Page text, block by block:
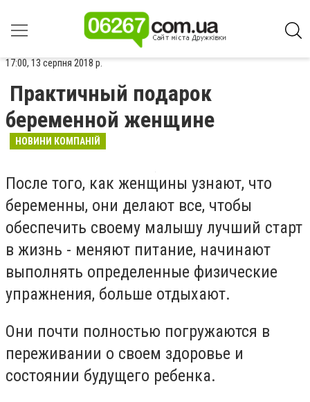
17:00, 13 серпня 2018 р.
Практичный подарок
беременной женщине
НОВИНИ КОМПАНІЙ
После того, как женщины узнают, что
беременны, они делают все, чтобы
обеспечить своему малышу лучший старт
в жизнь - меняют питание, начинают
выполнять определенные физические
упражнения, больше отдыхают.
Они почти полностью погружаются в
переживании о своем здоровье и
состоянии будущего ребенка.